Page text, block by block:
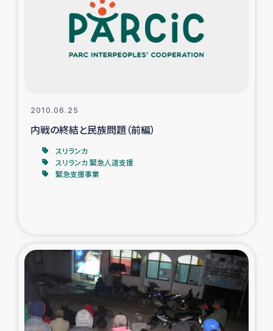
スリランカの南北女性をつなぐサリー・リサイクル・プロ
ジェクト
復興支援事業
ミャンマー緊急支援
タイ国境ミャンマー移民子ども支援
漁民によるマングローブ植林活動
2010.06.25
内戦の終結と民族問題（前編）
スリランカ
スリランカ 緊急人道支援
緊急支援事業